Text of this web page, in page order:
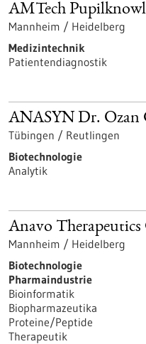
AMTech
Mannheim / Heidelberg
Medizintechnik
Patientendiagnostik
ANASYN Dr. Ozan
Tübingen / Reutlingen
Biotechnologie
Analytik
Anavo
Mannheim / Heidelberg
Biotechnologie
Pharmaindustrie
Bioinformatik
Biopharmazeutika
Proteine/Peptide
Therapeutik